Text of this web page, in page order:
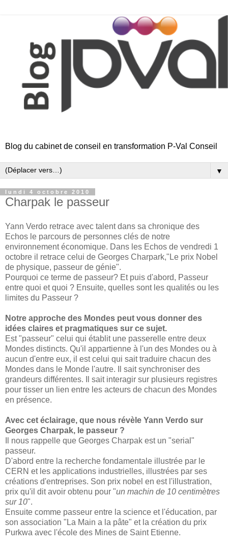
Blog du cabinet de conseil en transformation P-Val Conseil
▼
lundi 4 octobre 2010
Charpak le passeur
Yann Verdo retrace avec talent dans sa chronique des
Echos le parcours de personnes clés de notre
environnement économique. Dans les Echos de vendredi 1
octobre il retrace celui de Georges Charpark,"Le prix Nobel
de physique, passeur de génie".
Pourquoi ce terme de passeur? Et puis d'abord, Passeur
entre quoi et quoi ? Ensuite, quelles sont les qualités ou les
limites du Passeur ?
Notre approche des Mondes peut vous donner des
idées claires et pragmatiques sur ce sujet.
Est "passeur" celui qui établit une passerelle entre deux
Mondes distincts. Qu'il appartienne à l'un des Mondes ou à
aucun d'entre eux, il est celui qui sait traduire chacun des
Mondes dans le Monde l'autre. Il sait synchroniser des
grandeurs différentes. Il sait interagir sur plusieurs registres
pour tisser un lien entre les acteurs de chacun des Mondes
en présence.
Avec cet éclairage, que nous révèle Yann Verdo sur
Georges Charpak, le passeur ?
Il nous rappelle que Georges Charpak est un "serial"
passeur.
D'abord entre la recherche fondamentale illustrée par le
CERN et les applications industrielles, illustrées par ses
créations d'entreprises. Son prix nobel en est l'illustration,
prix qu'il dit avoir obtenu pour "un machin de 10 centimètres
sur 10".
Ensuite comme passeur entre la science et l'éducation, par
son association "La Main a la pâte" et la création du prix
Purkwa avec l'école des Mines de Saint Etienne.